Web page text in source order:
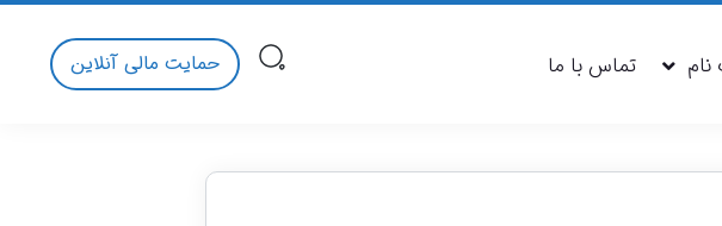
تماس با ما حمایت مالی آنلاین